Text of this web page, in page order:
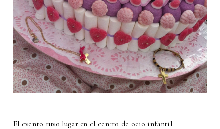
El evento tuvo lugar en el centro de ocio infantil